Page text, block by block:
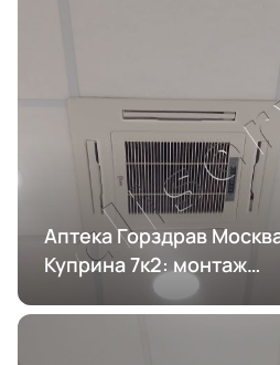
Аптека Горздрав
Куприна 7к2: монтаж
кондиционирования